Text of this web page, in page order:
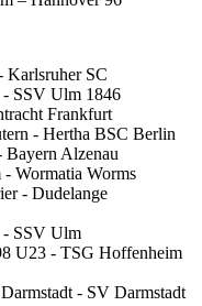
Karlsruher SC
SSV Ulm 1846
Frankfurt
- Hertha BSC Berlin
Bayern Alzenau
Wormatia Worms
- Dudelange
SSV Ulm
U23 - TSG Hoffenheim
- SV Darmstadt